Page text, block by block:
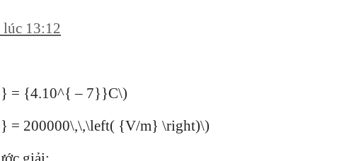
13:12
= {4.10^{ – 7}}C\)
= 200000\,\,\left( {V/m} \right)\)